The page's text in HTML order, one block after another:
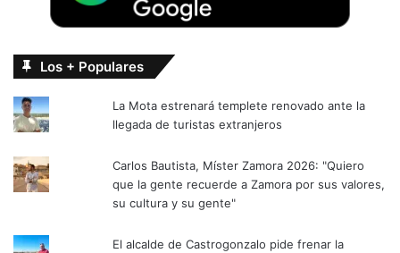
Los + Populares
La Mota estrenará templete renovado ante la
llegada de turistas extranjeros
Carlos Bautista, Míster Zamora 2026: "Quiero
que la gente recuerde a Zamora por sus valores,
su cultura y su gente"
El alcalde de Castrogonzalo pide frenar la